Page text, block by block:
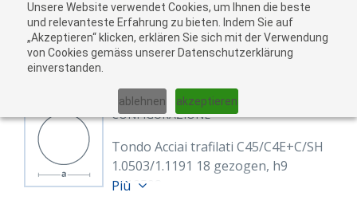
Unsere Website verwendet Cookies, um Ihnen die beste
und relevanteste Erfahrung zu bieten. Indem Sie auf
„Akzeptieren“ klicken, erklären Sie sich mit der Verwendung
von Cookies gemäss unserer Datenschutzerklärung
einverstanden.
ablehnen akzeptieren
01 02
CONFIGURAZIONE
Tondo Acciai trafilati C45/C4E+C/SH
1.0503/1.1191 18 gezogen, h9
8112598
Più